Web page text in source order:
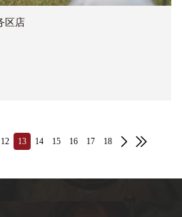
区店
12 13 14 15 16 17 18